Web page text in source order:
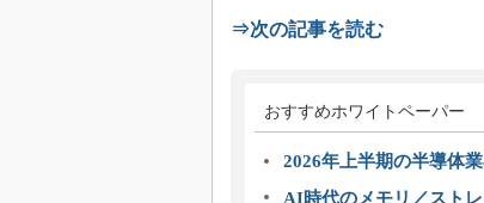
⇒次の記事を読む
おすすめホワイトペーパー
2026年上半期の半導体
AI時代のメモリ／スト